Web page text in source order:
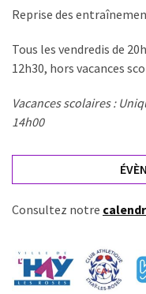
Reprise des
Tous les vendredis de
12h30, hors vacances
Vacances scolaires :
14h00
Consultez notre